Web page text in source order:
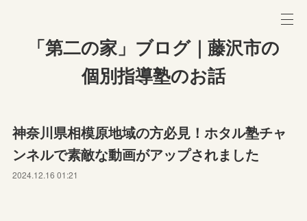
「第二の家」ブログ｜藤沢市の
個別指導塾のお話
神奈川県相模原地域の方必見！ホタル塾チャ
ンネルで素敵な動画がアップされました
2024.12.16 01:21